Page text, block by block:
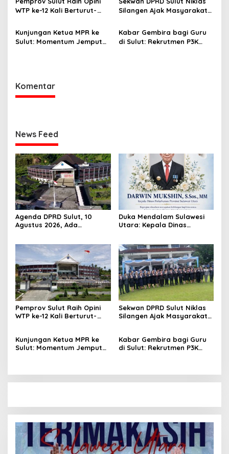
WTP ke-12 Kali Berturut-
yang Sehat dan Akuntabel
Silangen Ajak Masyarakat
sebagai Perekat Persatuan
Bangsa
Kunjungan Ketua MPR ke
Sulut: Momentum Jemput
Kabar Gembira bagi Guru
di Sulut: Rekrutmen P3K
Komentar
News Feed
Agenda DPRD Sulut, 10
Agustus 2026, Ada
PPAS 2027 hingga Rapat
Banmus
Duka Mendalam Sulawesi
Utara: Kepala Dinas
Pemprov Sulut Raih Opini
WTP ke-12 Kali Berturut-
Sekwan DPRD Sulut Niklas
Silangen Ajak Masyarakat
Bangsa
Kunjungan Ketua MPR ke
Sulut: Momentum Jemput
Kabar Gembira bagi Guru
di Sulut: Rekrutmen P3K